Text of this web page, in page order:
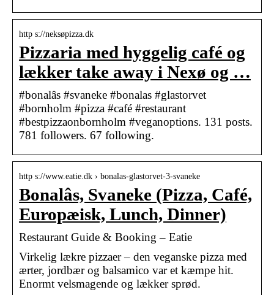
http s://neksøpizza.dk
Pizzaria med hyggelig café og
lækker take away i Nexø og …
#bonalâs #svaneke #bonalas #glastorvet
#bornholm #pizza #café #restaurant
#bestpizzaonbornholm #veganoptions. 131 posts.
781 followers. 67 following.
http s://www.eatie.dk › bonalas-glastorvet-3-svaneke
Bonalâs, Svaneke (Pizza, Café,
Europæisk, Lunch, Dinner)
Restaurant Guide & Booking – Eatie
Virkelig lækre pizzaer – den veganske pizza med
ærter, jordbær og balsamico var et kæmpe hit.
Enormt velsmagende og lækker sprød.